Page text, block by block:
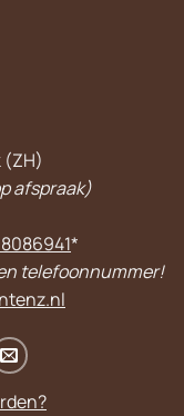
(ZH)
afspraak)
*
telefoonnummer!